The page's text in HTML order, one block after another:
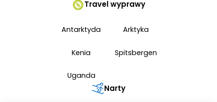
Travel wyprawy
Antarktyda Arktyka
Kenia Spitsbergen
Uganda
Narty